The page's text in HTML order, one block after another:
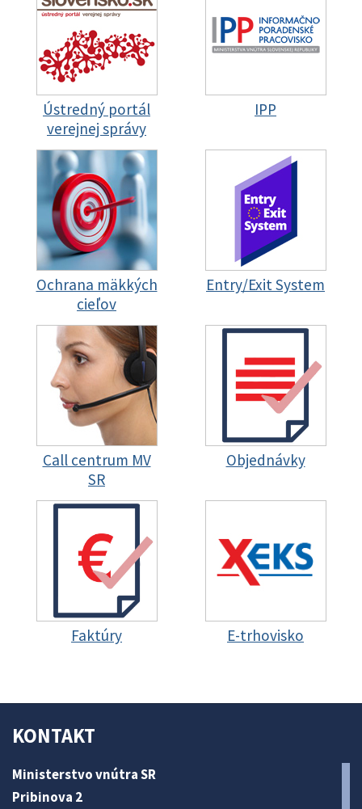
Ústredný portál
verejnej správy
IPP
Ochrana mäkkých
cieľov
Entry/Exit System
Call centrum MV
SR
Objednávky
Faktúry E-trhovisko
KONTAKT
Ministerstvo vnútra SR
Pribinova 2